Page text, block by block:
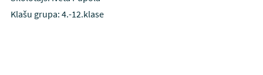
Klašu grupa: 4.-12.klase